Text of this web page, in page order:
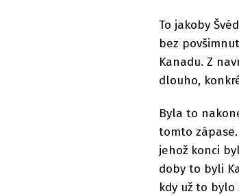
To jakoby
bez
Kanadu. Z
dlouho,
Byla to
tomto
jehož konci
doby to byli
kdy už to bylo